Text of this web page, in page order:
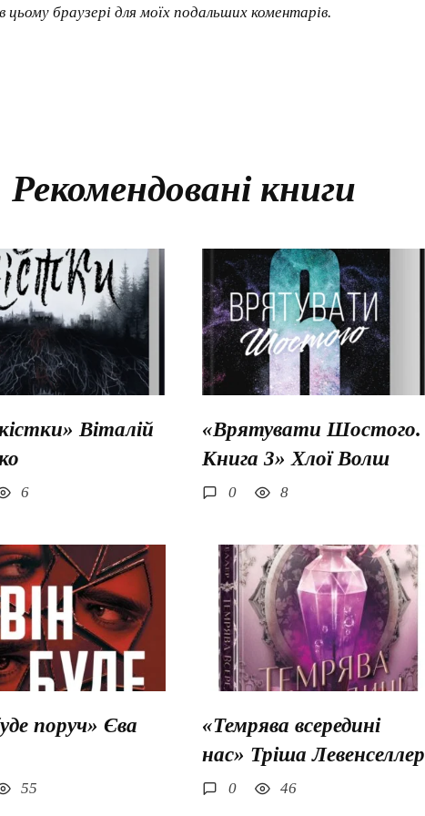
браузері для моїх подальших коментарів.
Рекомендовані книги
Віталій
6
«Врятувати Шостого.
Книга 3» Хлої Волш
0 8
поруч» Єва
55
«Темрява всередині
нас» Тріша Левенселлер
0 46